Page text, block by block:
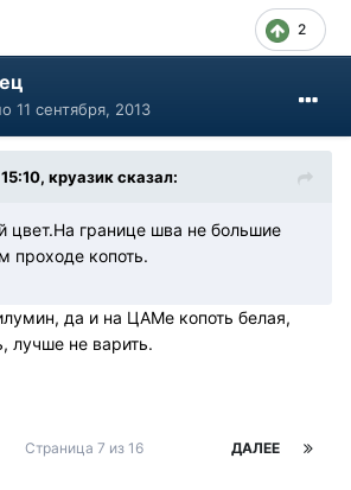
2
11 сентября, 2013
круазик сказал:
цвет.На границе шва не большие
проходе копоть.
да и на ЦАМе копоть белая,
лучше не варить.
ДАЛЕЕ
Страница 7 из 16